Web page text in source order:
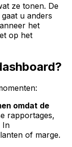
ze tonen. De
u anders
het
op het
omdat de
rapportages,
In
of marge.